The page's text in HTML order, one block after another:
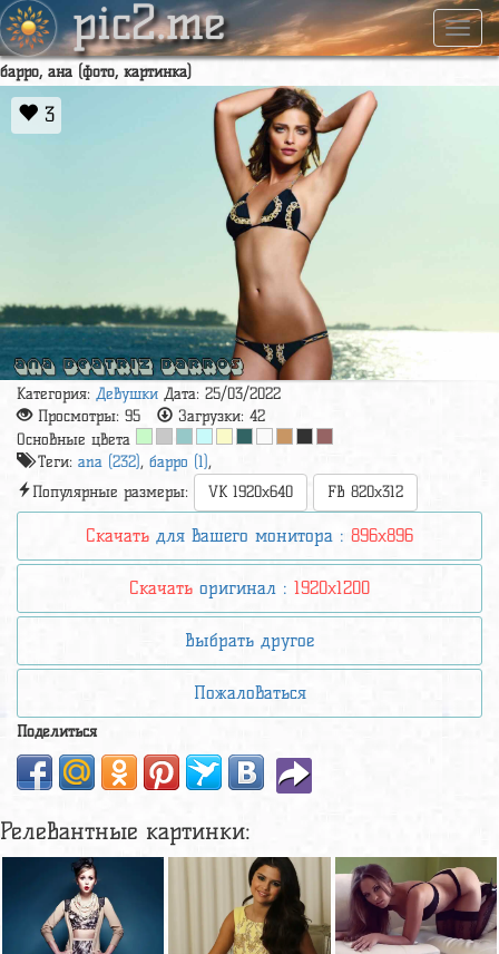
pic2.me
барро, ана (фото, картинка)
3
Категория: Девушки Дата: 25/03/2022
Просмотры: 95 Загрузки: 42
Основные цвета
Теги: ana (232), барро (1),
Популярные размеры:
VK 1920x640 FB 820x312
Скачать для вашего монитора : 896x896
Скачать оригинал : 1920x1200
Выбрать другое
Пожаловаться
Поделиться
Релевантные картинки: